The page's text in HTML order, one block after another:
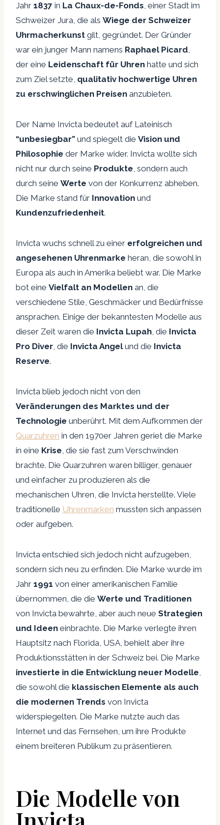
Jahr 1837 in La Chaux-de-Fonds, einer Stadt im
Schweizer Jura, die als Wiege der Schweizer
Uhrmacherkunst gilt, gegründet. Der Gründer
war ein junger Mann namens Raphael Picard,
der eine Leidenschaft für Uhren hatte und sich
zum Ziel setzte, qualitativ hochwertige Uhren
zu erschwinglichen Preisen anzubieten.
Der Name Invicta bedeutet auf Lateinisch
“unbesiegbar” und spiegelt die Vision und
Philosophie der Marke wider. Invicta wollte sich
nicht nur durch seine Produkte, sondern auch
durch seine Werte von der Konkurrenz abheben.
Die Marke stand für Innovation und
Kundenzufriedenheit.
Invicta wuchs schnell zu einer erfolgreichen und
angesehenen Uhrenmarke heran, die sowohl in
Europa als auch in Amerika beliebt war. Die Marke
bot eine Vielfalt an Modellen an, die
verschiedene Stile, Geschmäcker und Bedürfnisse
ansprachen. Einige der bekanntesten Modelle aus
dieser Zeit waren die Invicta Lupah, die Invicta
Pro Diver, die Invicta Angelund die Invicta
Reserve.
Invicta blieb jedoch nicht von den
Veränderungen des Marktes und der
Technologie unberührt. Mit dem Aufkommen der
Quarzuhren in den 1970er Jahren geriet die Marke
in eine Krise, die sie fast zum Verschwinden
brachte. Die Quarzuhren waren billiger, genauer
und einfacher zu produzieren als die
mechanischen Uhren, die Invicta herstellte. Viele
traditionelle Uhrenmarken mussten sich anpassen
oder aufgeben.
Invicta entschied sich jedoch nicht aufzugeben,
sondern sich neu zu erfinden. Die Marke wurde im
Jahr 1991 von einer amerikanischen Familie
übernommen, die die Werte und Traditionen
von Invicta bewahrte, aber auch neue Strategien
und Ideen einbrachte. Die Marke verlegte ihren
Hauptsitz nach Florida, USA, behielt aber ihre
Produktionsstätten in der Schweiz bei. Die Marke
investierte in die Entwicklung neuer Modelle,
die sowohl die klassischen Elemente als auch
die modernen Trends von Invicta
widerspiegelten. Die Marke nutzte auch das
Internet und das Fernsehen, um ihre Produkte
einem breiteren Publikum zu präsentieren.
Die Modelle von